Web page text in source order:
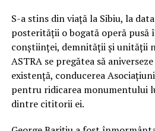
S-a stins din viaţă la Sibiu, la
posterităţii o bogată operă pusă
conştiinţei, demnităţii şi unităţii
ASTRA se pregătea să
existenţă, conducerea
pentru ridicarea monumentului
dintre cititorii ei.